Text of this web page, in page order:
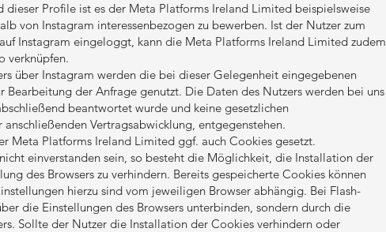
dieser Profile ist es der Meta Platforms Ireland Limited beispielsweise
von Instagram interessenbezogen zu bewerben. Ist der Nutzer zum
Instagram eingeloggt, kann die Meta Platforms Ireland Limited zudem
verknüpfen.
über Instagram werden die bei dieser Gelegenheit eingegebenen
Bearbeitung der Anfrage genutzt. Die Daten des Nutzers werden bei uns
beantwortet wurde und keine gesetzlichen
Vertragsabwicklung, entgegenstehen.
Meta Platforms Ireland Limited ggf. auch Cookies gesetzt.
einverstanden sein, so besteht die Möglichkeit, die Installation der
des Browsers zu verhindern. Bereits gespeicherte Cookies können
hierzu sind vom jeweiligen Browser abhängig. Bei Flash-
die Einstellungen des Browsers unterbinden, sondern durch die
Sollte der Nutzer die Installation der Cookies verhindern oder